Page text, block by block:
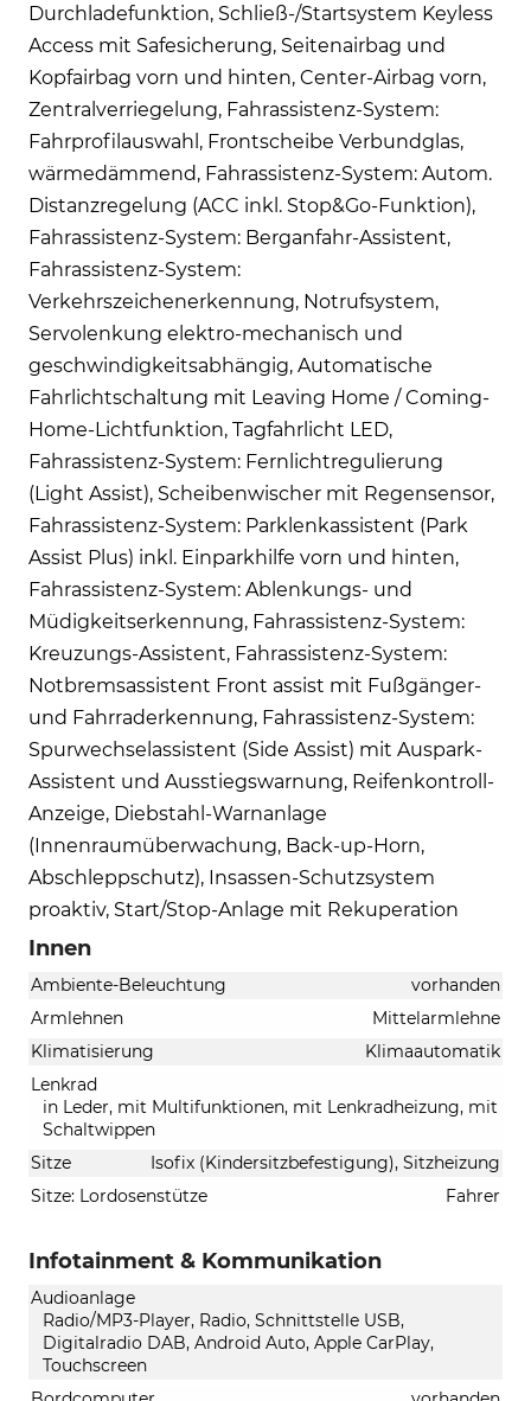
Durchladefunktion, Schließ-/Startsystem Keyless
Access mit Safesicherung, Seitenairbag und
Kopfairbag vorn und hinten, Center-Airbag vorn,
Zentralverriegelung, Fahrassistenz-System:
Fahrprofilauswahl, Frontscheibe Verbundglas,
wärmedämmend, Fahrassistenz-System: Autom.
Distanzregelung (ACC inkl. Stop&Go-Funktion),
Fahrassistenz-System: Berganfahr-Assistent,
Fahrassistenz-System:
Verkehrszeichenerkennung, Notrufsystem,
Servolenkung elektro-mechanisch und
geschwindigkeitsabhängig, Automatische
Fahrlichtschaltung mit Leaving Home / Coming-
Home-Lichtfunktion, Tagfahrlicht LED,
Fahrassistenz-System: Fernlichtregulierung
(Light Assist), Scheibenwischer mit Regensensor,
Fahrassistenz-System: Parklenkassistent (Park
Assist Plus) inkl. Einparkhilfe vorn und hinten,
Fahrassistenz-System: Ablenkungs- und
Müdigkeitserkennung, Fahrassistenz-System:
Kreuzungs-Assistent, Fahrassistenz-System:
Notbremsassistent Front assist mit Fußgänger-
und Fahrraderkennung, Fahrassistenz-System:
Spurwechselassistent (Side Assist) mit Auspark-
Assistent und Ausstiegswarnung, Reifenkontroll-
Anzeige, Diebstahl-Warnanlage
(Innenraumüberwachung, Back-up-Horn,
Abschleppschutz), Insassen-Schutzsystem
proaktiv, Start/Stop-Anlage mit Rekuperation
Innen
Ambiente-Beleuchtung
vorhanden
Armlehnen
Mittelarmlehne
Klimatisierung
Klimaautomatik
Lenkrad
in Leder, mit Multifunktionen, mit Lenkradheizung, mit
Schaltwippen
Sitze
Isofix (Kindersitzbefestigung), Sitzheizung
Sitze: Lordosenstütze
Fahrer
Infotainment & Kommunikation
Audioanlage
Radio/MP3-Player, Radio, Schnittstelle USB,
Digitalradio DAB, Android Auto, Apple CarPlay,
Touchscreen